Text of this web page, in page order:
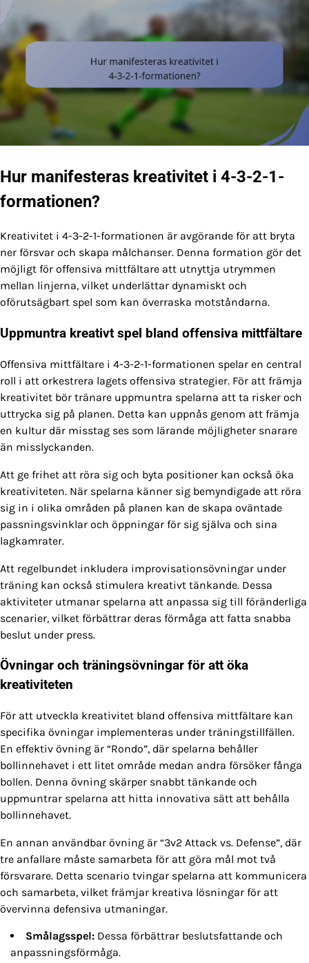
Hur manifesteras kreativitet i 4-3-2-1-
formationen?
Kreativitet i 4-3-2-1-formationen är avgörande för att bryta
ner försvar och skapa målchanser. Denna formation gör det
möjligt för offensiva mittfältare att utnyttja utrymmen
mellan linjerna, vilket underlättar dynamiskt och
oförutsägbart spel som kan överraska motståndarna.
Uppmuntra kreativt spel bland offensiva mittfältare
Offensiva mittfältare i 4-3-2-1-formationen spelar en central
roll i att orkestrera lagets offensiva strategier. För att främja
kreativitet bör tränare uppmuntra spelarna att ta risker och
uttrycka sig på planen. Detta kan uppnås genom att främja
en kultur där misstag ses som lärande möjligheter snarare
än misslyckanden.
Att ge frihet att röra sig och byta positioner kan också öka
kreativiteten. När spelarna känner sig bemyndigade att röra
sig in i olika områden på planen kan de skapa oväntade
passningsvinklar och öppningar för sig själva och sina
lagkamrater.
Att regelbundet inkludera improvisationsövningar under
träning kan också stimulera kreativt tänkande. Dessa
aktiviteter utmanar spelarna att anpassa sig till föränderliga
scenarier, vilket förbättrar deras förmåga att fatta snabba
beslut under press.
Övningar och träningsövningar för att öka
kreativiteten
För att utveckla kreativitet bland offensiva mittfältare kan
specifika övningar implementeras under träningstillfällen.
En effektiv övning är “Rondo”, där spelarna behåller
bollinnehavet i ett litet område medan andra försöker fånga
bollen. Denna övning skärper snabbt tänkande och
uppmuntrar spelarna att hitta innovativa sätt att behålla
bollinnehavet.
En annan användbar övning är “3v2 Attack vs. Defense”, där
tre anfallare måste samarbeta för att göra mål mot två
försvarare. Detta scenario tvingar spelarna att kommunicera
och samarbeta, vilket främjar kreativa lösningar för att
övervinna defensiva utmaningar.
Smålagsspel: Dessa förbättrar beslutsfattande och
anpassningsförmåga.